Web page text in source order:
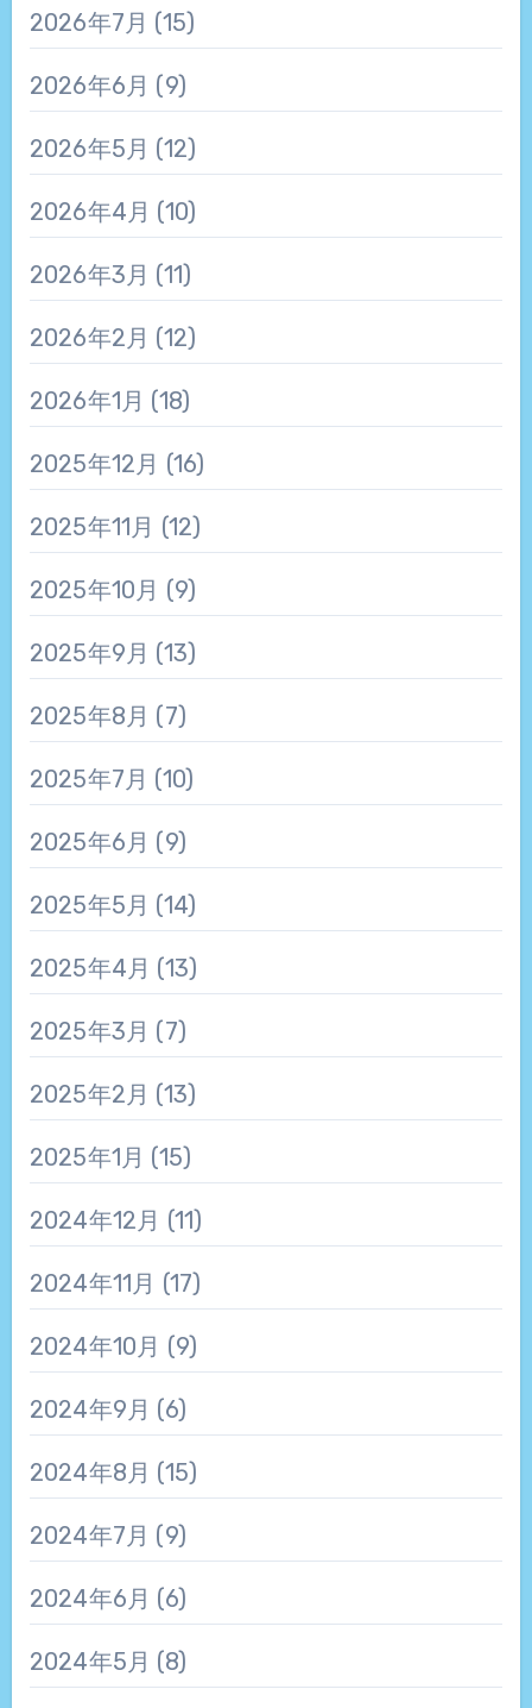
2026年7月 (15)
2026年6月 (9)
2026年5月 (12)
2026年4月 (10)
2026年3月 (11)
2026年2月 (12)
2026年1月 (18)
2025年12月 (16)
2025年11月 (12)
2025年10月 (9)
2025年9月 (13)
2025年8月 (7)
2025年7月 (10)
2025年6月 (9)
2025年5月 (14)
2025年4月 (13)
2025年3月 (7)
2025年2月 (13)
2025年1月 (15)
2024年12月 (11)
2024年11月 (17)
2024年10月 (9)
2024年9月 (6)
2024年8月 (15)
2024年7月 (9)
2024年6月 (6)
2024年5月 (8)